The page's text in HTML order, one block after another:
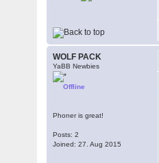
WOLF PACK
YaBB Newbies
Offline
Phoner is great!
Posts: 2
Joined: 27. Aug 2015